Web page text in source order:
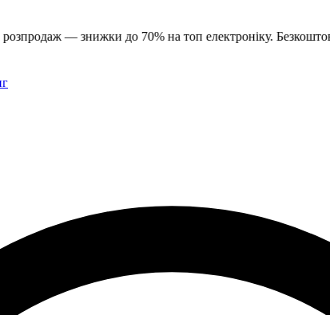
— знижки до 70% на топ електроніку. Безкоштовна